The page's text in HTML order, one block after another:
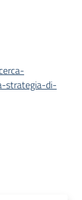
strategia-di-